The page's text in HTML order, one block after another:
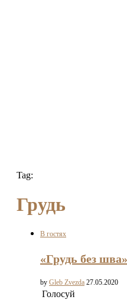
Tag:
Грудь
В гостях
«Грудь без
by Gleb Zvezda 27.05.2020
Голосуй